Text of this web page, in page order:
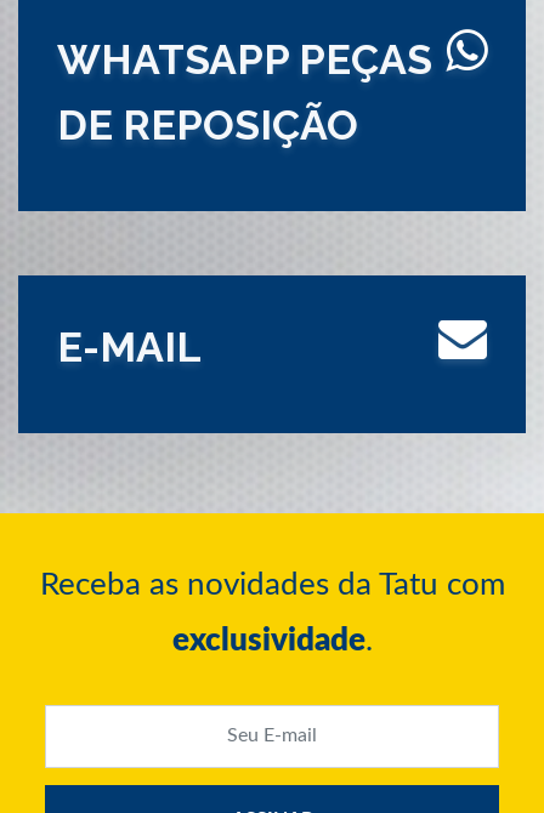
WHATSAPP PEÇAS
DE REPOSIÇÃO
E-MAIL
Receba as novidades da Tatu com
exclusividade.